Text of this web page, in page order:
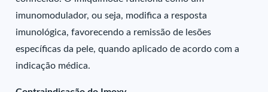
imunomodulador, ou seja, modifica a resposta
imunológica, favorecendo a remissão de lesões
específicas da pele, quando aplicado de acordo com a
indicação médica.